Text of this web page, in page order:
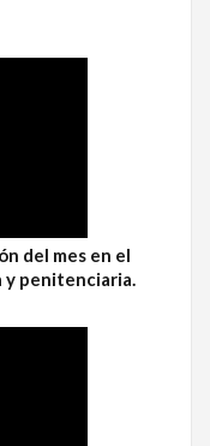
del mes en el
y penitenciaria.